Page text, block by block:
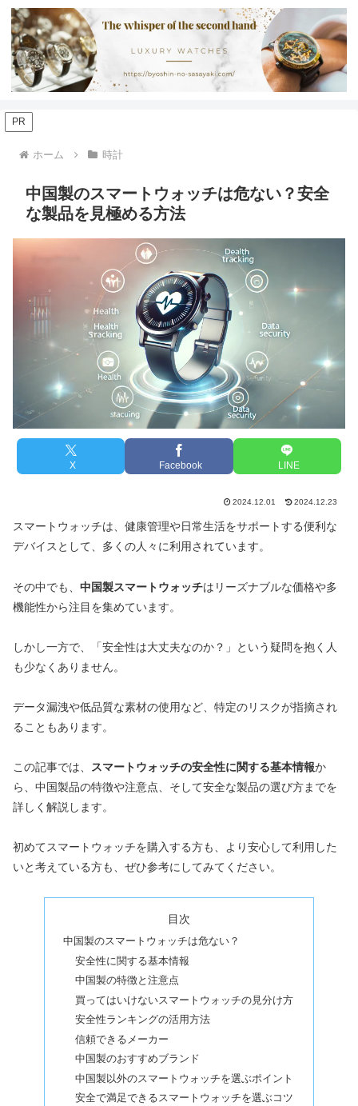
PR
ホーム 時計
中国製のスマートウォッチは危ない？安全
な製品を見極める方法
X Facebook LINE
2024.12.01 2024.12.23
スマートウォッチは、健康管理や日常生活をサポートする便利な
デバイスとして、多くの人々に利用されています。
その中でも、 中国製スマートウォッチはリーズナブルな価格や多
機能性から注目を集めています。
しかし一方で、「安全性は大丈夫なのか？」という疑問を抱く人
も少なくありません。
データ漏洩や低品質な素材の使用など、特定のリスクが指摘され
ることもあります。
この記事では、 スマートウォッチの安全性に関する基本情報か
ら、中国製品の特徴や注意点、そして安全な製品の選び方までを
詳しく解説します。
初めてスマートウォッチを購入する方も、より安心して利用した
いと考えている方も、ぜひ参考にしてみてください。
目次
中国製のスマートウォッチは危ない？
安全性に関する基本情報
中国製の特徴と注意点
買ってはいけないスマートウォッチの見分け方
安全性ランキングの活用方法
信頼できるメーカー
中国製のおすすめブランド
中国製以外のスマートウォッチを選ぶポイント
安全で満足できるスマートウォッチを選ぶコツ